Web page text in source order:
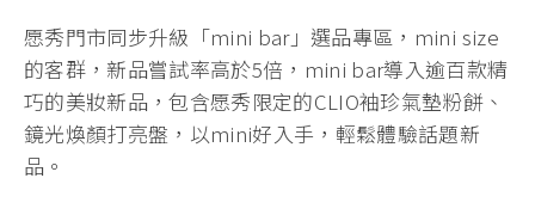
愿秀門市同步升級「mini bar」選品專區，mini size
的客群，新品嘗試率高於5倍，mini bar導入逾百款精
巧的美妝新品，包含愿秀限定的CLIO袖珍氣墊粉餅、
鏡光煥顏打亮盤，以mini好入手，輕鬆體驗話題新
品。